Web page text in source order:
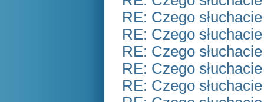
RE: Czego
RE: Czego
RE: Czego
RE: Czego
RE: Czego